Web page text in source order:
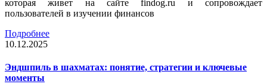
которая живет на сайте findog.ru и сопровождает
пользователей в изучении финансов
Подробнее
10.12.2025
Эндшпиль в шахматах: понятие, стратегии и ключевые
моменты